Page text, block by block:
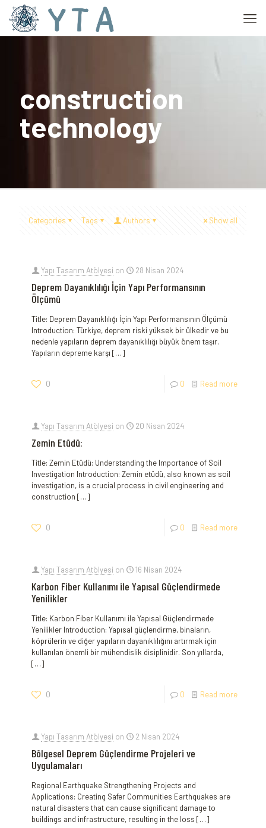
construction
technology
Categories Tags Authors Show all
Yapı Tasarım Atölyesi on 28 Nisan 2024
Deprem Dayanıklılığı İçin Yapı Performansının
Ölçümü
Title: Deprem Dayanıklılığı İçin Yapı Performansının Ölçümü
Introduction: Türkiye, deprem ​riski yüksek bir ülkedir ve⁢ bu
nedenle yapıların deprem dayanıklılığı büyük önem taşır.
⁣Yapıların depreme karşı […]
0 0 Read more
Yapı Tasarım Atölyesi on 20 Nisan 2024
Zemin Etüdü:
Title: Zemin Etüdü: Understanding the Importance of Soil
Investigation Introduction: Zemin etüdü, also known as soil
investigation, is a crucial process in civil engineering and
construction […]
0 0 Read more
Yapı Tasarım Atölyesi on 16 Nisan 2024
Karbon Fiber Kullanımı ile Yapısal Güçlendirmede
Yenilikler
Title: Karbon Fiber Kullanımı ile Yapısal ⁣Güçlendirmede
Yenilikler Introduction: Yapısal güçlendirme, binaların,‍
köprülerin ve diğer yapıların dayanıklılığını artırmak için
kullanılan önemli bir mühendislik disiplinidir. ⁢Son yıllarda,
[…]
0 0 Read more
Yapı Tasarım Atölyesi on 2 Nisan 2024
Bölgesel Deprem Güçlendirme Projeleri ve
Uygulamaları
Regional Earthquake Strengthening Projects and
Applications: Creating Safer Communities Earthquakes are
natural disasters that can cause significant damage to
buildings and infrastructure, resulting in the loss […]